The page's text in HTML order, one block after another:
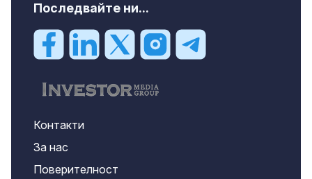
Последвайте ни...
Контакти
За нас
Поверителност